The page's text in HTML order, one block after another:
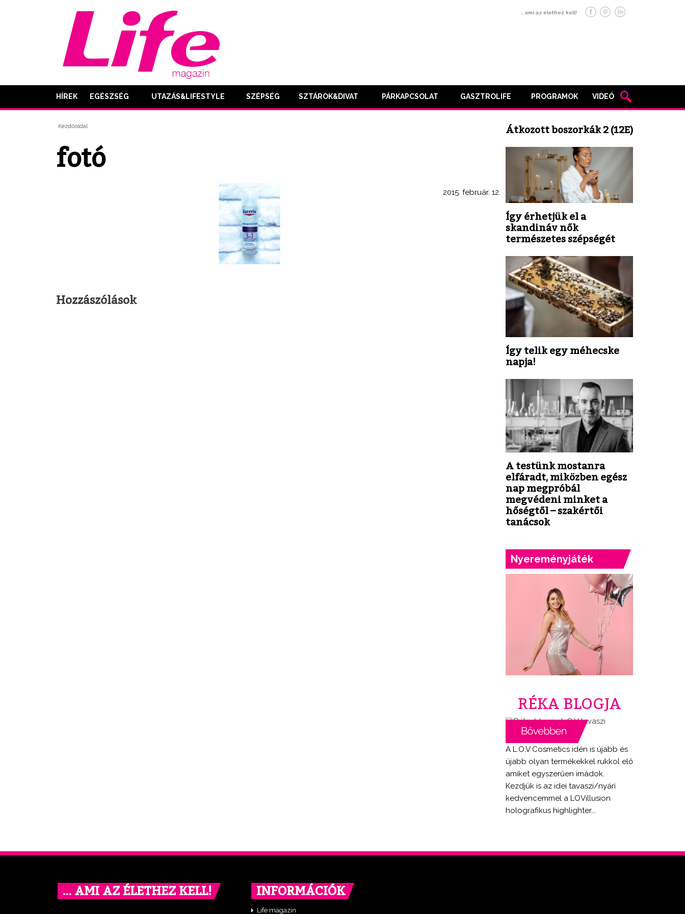
… ami az élethez kell!
HÍREK EGÉSZSÉG UTAZÁS&LIFESTYLE SZÉPSÉG SZTÁROK&DIVAT PÁRKAPCSOLAT GASZTROLIFE PROGRAMOK VIDEÓ
Kezdőoldal
fotó
2015. február. 12.
Hozzászólások
Átkozott boszorkák 2 (12E)
Így érhetjük el a
skandináv nők
természetes szépségét
Így telik egy méhecske
napja!
A testünk mostanra
elfáradt, miközben egész
nap megpróbál
megvédeni minket a
hőségtől – szakértői
tanácsok
Nyereményjáték
RÉKA BLOGJA
A L.O.V Cosmetics idén is újabb és
újabb olyan termékekkel rukkol elő
amiket egyszerűen imádok.
Kezdjük is az idei tavaszi/nyári
kedvencemmel a LOVillusion
holografikus highlighter...
… AMI AZ ÉLETHEZ KELL! INFORMÁCIÓK
Life magazin